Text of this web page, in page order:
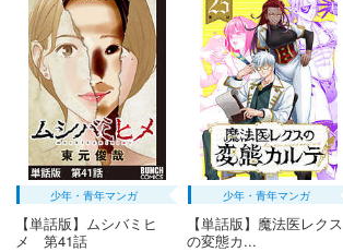
少年・青年マンガ
【単話版】ムシバミヒ
メ 第41話
少年・青年マンガ
【単話版】魔法医レクス
の変態カ...